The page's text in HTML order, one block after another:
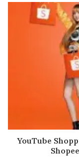
YouTube